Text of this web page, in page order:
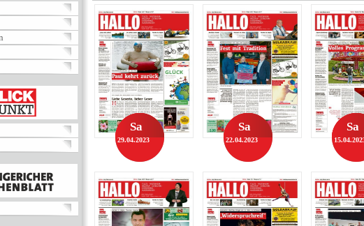
Sa
29.04.2023
Sa
22.04.2023
Sa